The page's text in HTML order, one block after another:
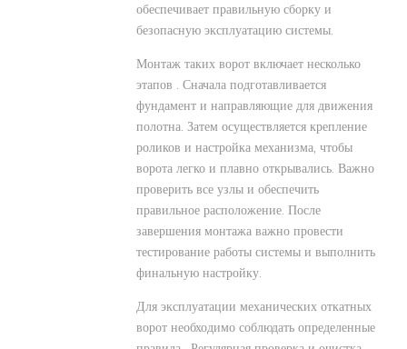
обеспечивает правильную сборку и
безопасную эксплуатацию системы.
Монтаж таких ворот включает несколько
этапов . Сначала подготавливается
фундамент и направляющие для движения
полотна. Затем осуществляется крепление
роликов и настройка механизма, чтобы
ворота легко и плавно открывались. Важно
проверить все узлы и обеспечить
правильное расположение. После
завершения монтажа важно провести
тестирование работы системы и выполнить
финальную настройку.
Для эксплуатации механических откатных
ворот необходимо соблюдать определенные